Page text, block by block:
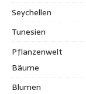
Seychellen
Tunesien
Pflanzenwelt
Bäume
Blumen